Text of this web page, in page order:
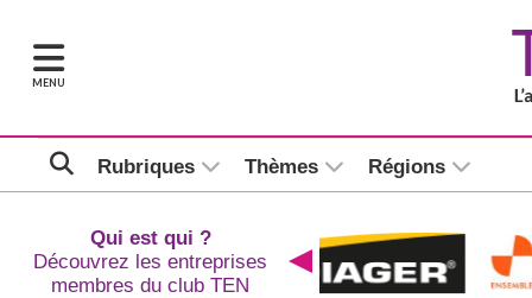
MENU
Rubriques Thèmes Régions
Qui est qui ?
Découvrez les entreprises
membres du club TEN